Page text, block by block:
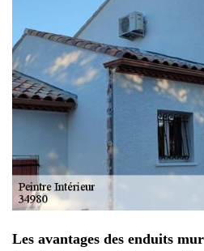
Les avantages des enduits